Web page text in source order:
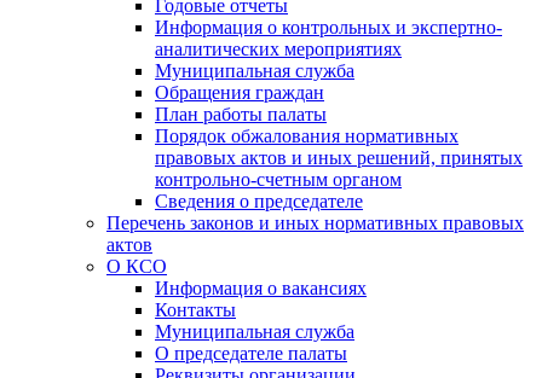
Годовые отчеты
Информация о контрольных и экспертно-
аналитических мероприятиях
Муниципальная служба
Обращения граждан
План работы палаты
Порядок обжалования нормативных
правовых актов и иных решений, принятых
контрольно-счетным органом
Сведения о председателе
Перечень законов и иных нормативных правовых
актов
О КСО
Информация о вакансиях
Контакты
Муниципальная служба
О председателе палаты